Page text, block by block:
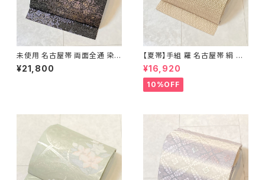
未使用 名古屋帯 両面全通 染め
帯 銀通し 金彩 華文 宝相華 正
絹 黒 青紫 赤紫 685
¥21,800
【夏帯】手組 羅 名古屋帯 絹 生
成り色 ピンク 黄緑 639
¥16,920
10%OFF